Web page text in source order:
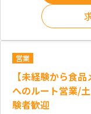
営業
【未経験から食
へのルート営業/
験者歓迎